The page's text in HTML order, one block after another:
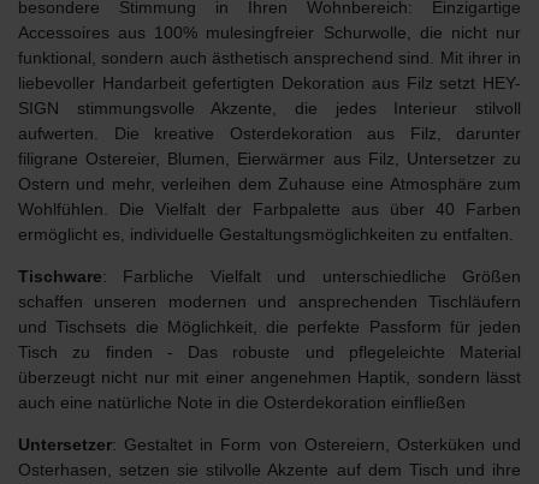
besondere Stimmung in Ihren Wohnbereich: Einzigartige
Accessoires aus 100% mulesingfreier Schurwolle, die nicht nur
funktional, sondern auch ästhetisch ansprechend sind. Mit ihrer in
liebevoller Handarbeit gefertigten Dekoration aus Filz setzt HEY-
SIGN stimmungsvolle Akzente, die jedes Interieur stilvoll
aufwerten. Die kreative Osterdekoration aus Filz, darunter
filigrane Ostereier, Blumen, Eierwärmer aus Filz, Untersetzer zu
Ostern und mehr, verleihen dem Zuhause eine Atmosphäre zum
Wohlfühlen. Die Vielfalt der Farbpalette aus über 40 Farben
ermöglicht es, individuelle Gestaltungsmöglichkeiten zu entfalten.
Tischware: Farbliche Vielfalt und unterschiedliche Größen
schaffen unseren modernen und ansprechenden Tischläufern
und Tischsets die Möglichkeit, die perfekte Passform für jeden
Tisch zu finden - Das robuste und pflegeleichte Material
überzeugt nicht nur mit einer angenehmen Haptik , sondern lässt
auch eine natürliche Note in die Osterdekoration einfließen
Untersetzer: Gestaltet in Form von Ostereiern, Osterküken und
Osterhasen, setzen sie stilvolle Akzente auf dem Tisch und ihre